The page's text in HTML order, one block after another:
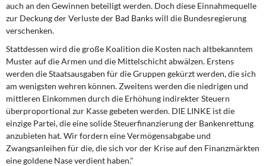
Weitere Themen
Memo-Gruppe
Institut Solidarische Moderne
Rosa-Luxemburg-Stiftung
Über mich
Kontakt
auch an den Gewinnen beteiligt werden. Doch diese Einnahmequelle
zur Deckung der Verluste der Bad Banks will die Bundesregierung
verschenken.
Stattdessen wird die große Koalition die Kosten nach altbekanntem
Muster auf die Armen und die Mittelschicht abwälzen. Erstens
werden die Staatsausgaben für die Gruppen gekürzt werden, die sich
am wenigsten wehren können. Zweitens werden die niedrigen und
mittleren Einkommen durch die Erhöhung indirekter Steuern
überproportional zur Kasse gebeten werden. DIE LINKE ist die
einzige Partei, die eine solide Steuerfinanzierung der Bankenrettung
anzubieten hat. Wir fordern eine Vermögensabgabe und
Zwangsanleihen für die, die sich vor der Krise auf den Finanzmärkten
eine goldene Nase verdient haben."